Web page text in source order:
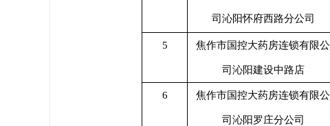
司沁阳怀府西路分公司
5 焦作市国控大药房连锁有限公
司沁阳建设中路店
6 焦作市国控大药房连锁有限公
司沁阳罗庄分公司